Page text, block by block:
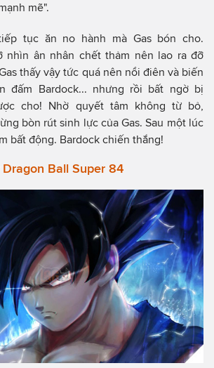
mẽ".
tục ăn no hành mà Gas bón cho.
nhìn ân nhân chết thảm nên lao ra đỡ
thấy vậy tức quá nên nổi điên và biến
đấm Bardock... nhưng rồi bất ngờ bị
cho! Nhờ quyết tâm không từ bỏ,
bòn rút sinh lực của Gas. Sau một lúc
bất động. Bardock chiến thắng!
Ball Super 84